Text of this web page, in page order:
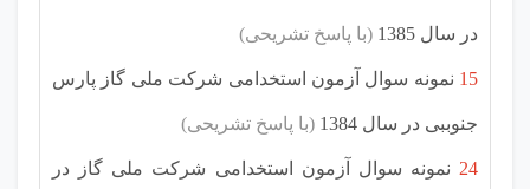
در سال 1385 (با پاسخ تشریحی)
15 نمونه سوال آزمون استخدامی شرکت ملی گاز پارس
جنوببی در سال 1384 (با پاسخ تشریحی)
24 نمونه سوال آزمون استخدامی شرکت ملی گاز در